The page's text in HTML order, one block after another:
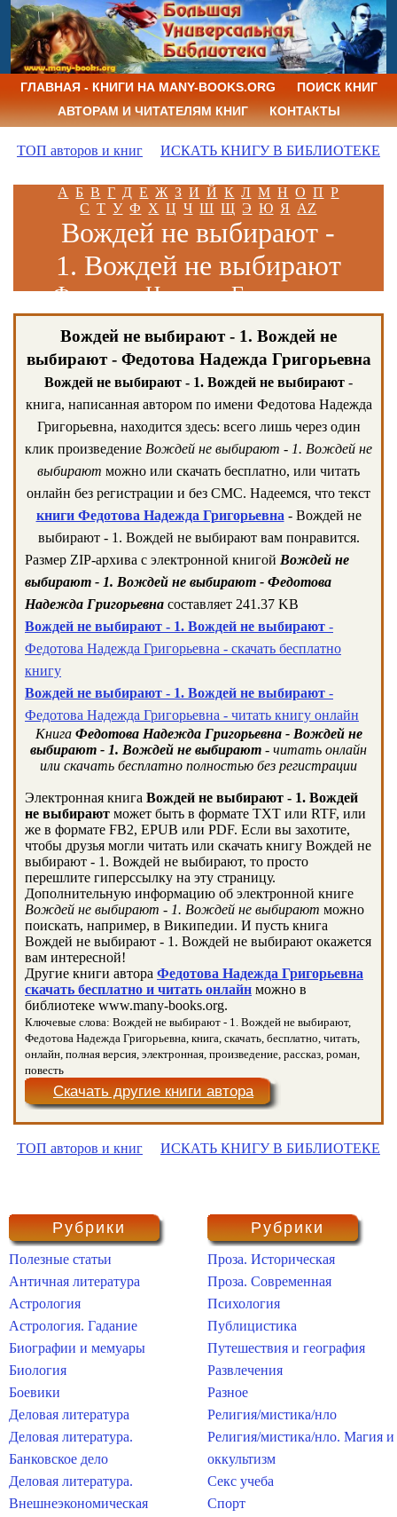
ГЛАВНАЯ - КНИГИ НА MANY-BOOKS.ORG
ПОИСК КНИГ
АВТОРАМ И ЧИТАТЕЛЯМ КНИГ
КОНТАКТЫ
ТОП авторов и книг ИСКАТЬ КНИГУ В БИБЛИОТЕКЕ
А Б В Г Д Е Ж З И Й К Л М Н О П Р
С Т У Ф Х Ц Ч Ш Щ Э Ю Я AZ
Вождей не выбирают -
1. Вождей не выбирают
Федотова Надежда Григорьевна
Вождей не выбирают - 1. Вождей не
выбирают - Федотова Надежда Григорьевна
Вождей не выбирают - 1. Вождей не выбирают -
книга, написанная автором по имени Федотова Надежда
Григорьевна, находится здесь: всего лишь через один
клик произведение Вождей не выбирают - 1. Вождей не
выбирают можно или скачать бесплатно, или читать
онлайн без регистрации и без СМС. Надеемся, что текст
книги Федотова Надежда Григорьевна - Вождей не
выбирают - 1. Вождей не выбирают вам понравится.
Размер ZIP-архива c электронной книгой Вождей не
выбирают - 1. Вождей не выбирают - Федотова
Надежда Григорьевна составляет 241.37 KB
Вождей не выбирают - 1. Вождей не выбирают -
Федотова Надежда Григорьевна - скачать бесплатно
книгу
Вождей не выбирают - 1. Вождей не выбирают -
Федотова Надежда Григорьевна - читать книгу онлайн
Книга Федотова Надежда Григорьевна - Вождей не
выбирают - 1. Вождей не выбирают - читать онлайн
или скачать бесплатно полностью без регистрации
Электронная книга Вождей не выбирают - 1. Вождей
не выбирают может быть в формате TXT или RTF, или
же в формате FB2, EPUB или PDF. Если вы захотите,
чтобы друзья могли читать или скачать книгу Вождей не
выбирают - 1. Вождей не выбирают, то просто
перешлите гиперссылку на эту страницу.
Дополнительную информацию об электронной книге
Вождей не выбирают - 1. Вождей не выбирают можно
поискать, например, в Википедии. И пусть книга
Вождей не выбирают - 1. Вождей не выбирают окажется
вам интересной!
Другие книги автора Федотова Надежда Григорьевна
скачать бесплатно и читать онлайн можно в
библиотеке www.many-books.org.
Ключевые слова: Вождей не выбирают - 1. Вождей не выбирают,
Федотова Надежда Григорьевна, книга, скачать, бесплатно, читать,
онлайн, полная версия, электронная, произведение, рассказ, роман,
повесть
Скачать другие книги автора
ТОП авторов и книг ИСКАТЬ КНИГУ В БИБЛИОТЕКЕ
Рубрики
Полезные статьи
Античная литература
Астрология
Астрология. Гадание
Биографии и мемуары
Биология
Боевики
Деловая литература
Деловая литература.
Банковское дело
Деловая литература.
Внешнеэкономическая
Рубрики
Проза. Историческая
Проза. Современная
Психология
Публицистика
Путешествия и география
Развлечения
Разное
Религия/мистика/нло
Религия/мистика/нло. Магия и
оккультизм
Секс учеба
Спорт